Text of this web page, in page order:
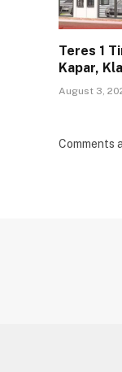
Teres 1
Kapar,
August 3,
Comments